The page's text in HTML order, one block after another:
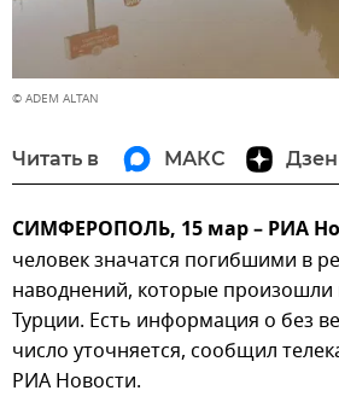
© ADEM ALTAN
Читать в МАКС Дзен
СИМФЕРОПОЛЬ, 15 мар – РИА
человек значатся погибшими в
наводнений, которые произошли
Турции. Есть информация о без
число уточняется, сообщил
РИА Новости.